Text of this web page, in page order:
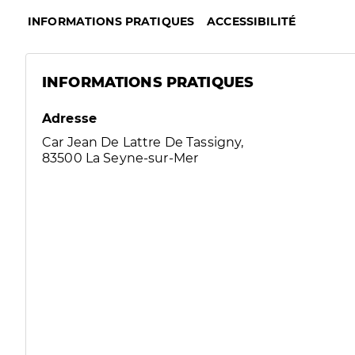
INFORMATIONS PRATIQUES ACCESSIBILITÉ
INFORMATIONS PRATIQUES
Adresse
Car Jean De Lattre De Tassigny,
83500 La Seyne-sur-Mer